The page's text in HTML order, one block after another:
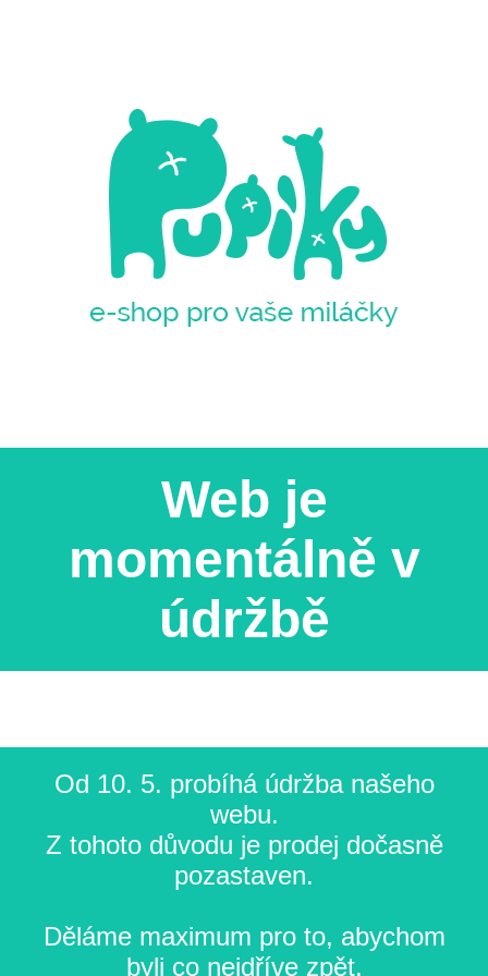
Web je
momentálně v
údržbě
Od 10. 5. probíhá údržba našeho
webu.
Z tohoto důvodu je prodej dočasně
pozastaven.
Děláme maximum pro to, abychom
byli co nejdříve zpět.